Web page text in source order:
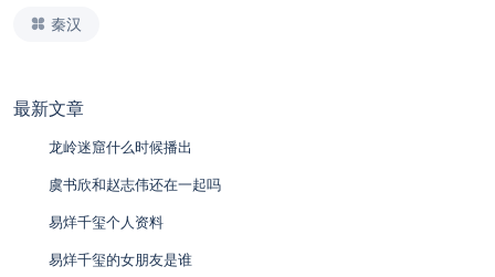
秦汉
最新文章
龙岭迷窟什么时候播出
虞书欣和赵志伟还在一起吗
易烊千玺个人资料
易烊千玺的女朋友是谁